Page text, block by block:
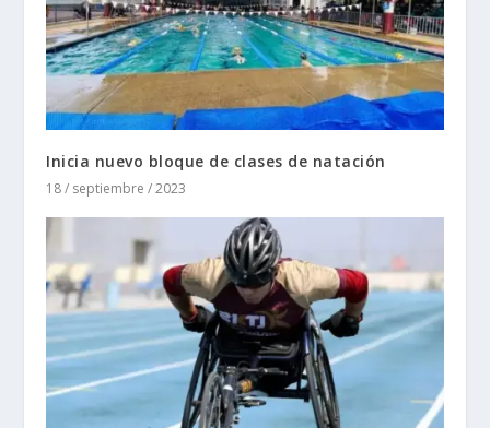
Inicia nuevo bloque de clases de natación
18 / septiembre / 2023